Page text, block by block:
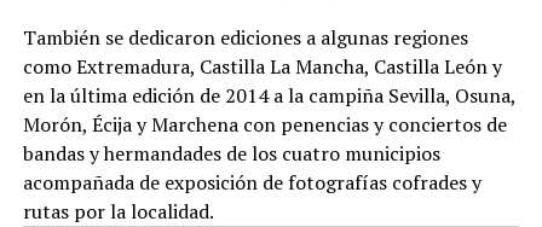
También se dedicaron ediciones a algunas regiones
como Extremadura, Castilla La Mancha, Castilla León y
en la última edición de 2014 a la campiña Sevilla, Osuna,
Morón, Écija y Marchena con penencias y conciertos de
bandas y hermandades de los cuatro municipios
acompañada de exposición de fotografías cofrades y
rutas por la localidad.